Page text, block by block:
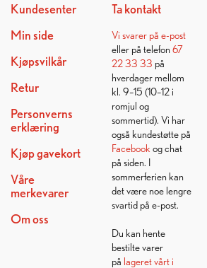
Kundesenter
Min side
Kjøpsvilkår
Retur
Personverns
erklæring
Kjøp gavekort
Våre
merkevarer
Om oss
Ta kontakt
Vi svarer på e-post
eller på telefon 67
22 33 33 på
hverdager mellom
kl. 9–15 (10–12 i
romjul og
sommertid). Vi har
også kundestøtte på
Facebook og chat
på siden. I
sommerferien kan
det være noe lengre
svartid på e-post.
Du kan hente
bestilte varer
på lageret vårt i